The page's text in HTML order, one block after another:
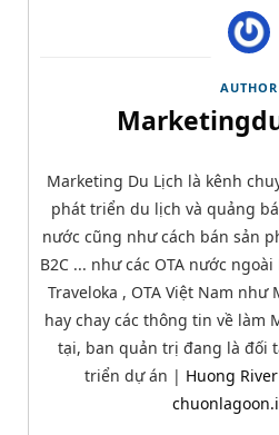
AUTHOR
Marketing Du Lịch là kênh
phát triển du lịch và quảng
nước cũng như cách bán sản
B2C ... như các OTA nước
Traveloka , OTA Việt Nam như
hay chay các thông tin về làm
tại, ban quản trị đang là đối
triển dự án | Huong